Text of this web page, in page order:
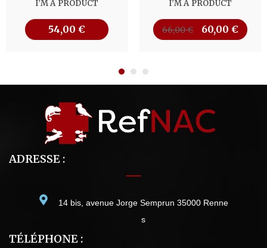
I’M A PRODUCT
54,00 €
I’M A PRODUCT
66,00€ 60,00 €
ADRESSE :
14 bis, avenue Jorge Semprun 35000 Renne
s
TÉLÉPHONE :